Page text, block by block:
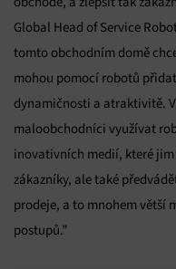
Global Head of Service
tomto obchodním domě
mohou pomocí robotů
dynamičnosti a atraktivitě.
maloobchodníci využívat
inovativních medií, které
zákazníky, ale také
prodeje, a to mnohem větší
postupů.”